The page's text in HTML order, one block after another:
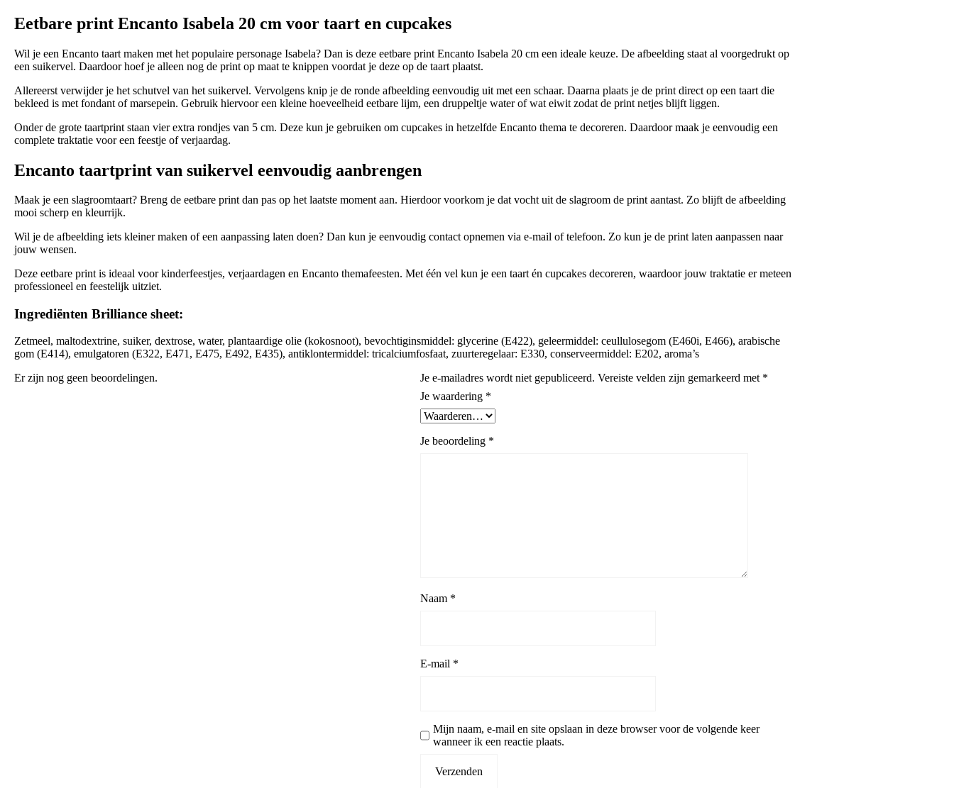
Eetbare print Encanto Isabela 20 cm voor taart en cupcakes
Wil je een Encanto taart maken met het populaire personage Isabela? Dan is deze eetbare print Encanto Isabela 20 cm een ideale keuze. De afbeelding staat al voorgedrukt op
een suikervel. Daardoor hoef je alleen nog de print op maat te knippen voordat je deze op de taart plaatst.
Allereerst verwijder je het schutvel van het suikervel. Vervolgens knip je de ronde afbeelding eenvoudig uit met een schaar. Daarna plaats je de print direct op een taart die
bekleed is met fondant of marsepein. Gebruik hiervoor een kleine hoeveelheid eetbare lijm, een druppeltje water of wat eiwit zodat de print netjes blijft liggen.
Onder de grote taartprint staan vier extra rondjes van 5 cm. Deze kun je gebruiken om cupcakes in hetzelfde Encanto thema te decoreren. Daardoor maak je eenvoudig een
complete traktatie voor een feestje of verjaardag.
Encanto taartprint van suikervel eenvoudig aanbrengen
Maak je een slagroomtaart? Breng de eetbare print dan pas op het laatste moment aan. Hierdoor voorkom je dat vocht uit de slagroom de print aantast. Zo blijft de afbeelding
mooi scherp en kleurrijk.
Wil je de afbeelding iets kleiner maken of een aanpassing laten doen? Dan kun je eenvoudig contact opnemen via e-mail of telefoon. Zo kun je de print laten aanpassen naar
jouw wensen.
Deze eetbare print is ideaal voor kinderfeestjes, verjaardagen en Encanto themafeesten. Met één vel kun je een taart én cupcakes decoreren, waardoor jouw traktatie er meteen
professioneel en feestelijk uitziet.
Ingrediënten Brilliance sheet:
Zetmeel, maltodextrine, suiker, dextrose, water, plantaardige olie (kokosnoot), bevochtiginsmiddel: glycerine (E422), geleermiddel: ceullulosegom (E460i, E466), arabische
gom (E414), emulgatoren (E322, E471, E475, E492, E435), antiklontermiddel: tricalciumfosfaat, zuurteregelaar: E330, conserveermiddel: E202, aroma’s
Er zijn nog geen beoordelingen.
Je e-mailadres wordt niet gepubliceerd. Vereiste velden zijn gemarkeerd met *
Je waardering *
Je beoordeling *
Naam *
E-mail *
Mijn naam, e-mail en site opslaan in deze browser voor de volgende keer
wanneer ik een reactie plaats.